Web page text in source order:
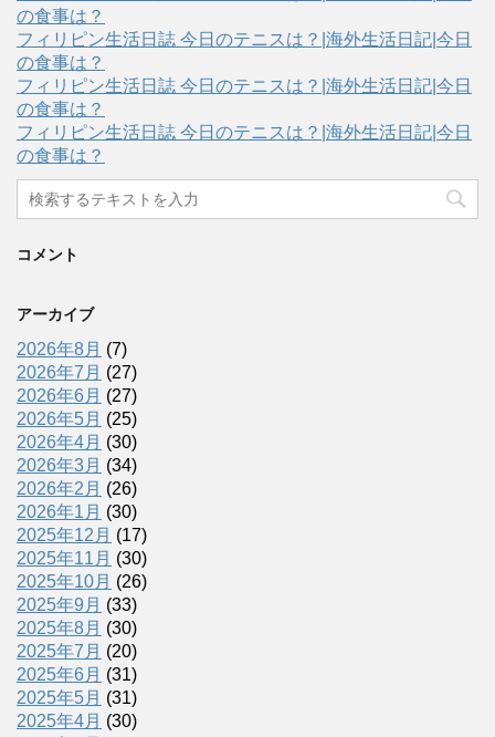
の食事は？
フィリピン生活日誌 今日のテニスは？|海外生活日記|今日
の食事は？
フィリピン生活日誌 今日のテニスは？|海外生活日記|今日
の食事は？
フィリピン生活日誌 今日のテニスは？|海外生活日記|今日
の食事は？
コメント
アーカイブ
2026年8月 (7)
2026年7月 (27)
2026年6月 (27)
2026年5月 (25)
2026年4月 (30)
2026年3月 (34)
2026年2月 (26)
2026年1月 (30)
2025年12月 (17)
2025年11月 (30)
2025年10月 (26)
2025年9月 (33)
2025年8月 (30)
2025年7月 (20)
2025年6月 (31)
2025年5月 (31)
2025年4月 (30)